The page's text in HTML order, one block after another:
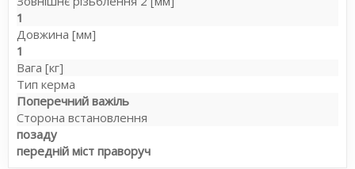
1
Довжина [мм]
1
Вага [кг]
Тип керма
Поперечний важіль
Сторона встановлення
позаду
передній міст праворуч